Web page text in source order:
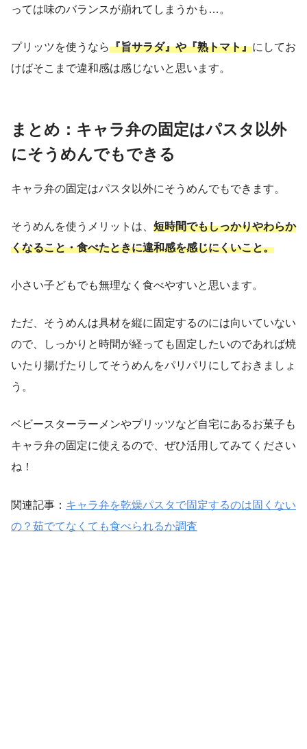
っては味のバランスが崩れてしまうかも…。
プリッツを使うなら『旨サラダ』や『熟トマト』にしてお
けばそこまで違和感は感じないと思います。
まとめ：キャラ弁の固定はパスタ以外
にそうめんでもできる
キャラ弁の固定はパスタ以外にそうめんでもできます。
そうめんを使うメリットは、 短時間でもしっかりやわらか
くなること・食べたときに違和感を感じにくいこと。
小さい子どもでも無理なく食べやすいと思います。
ただ、そうめんは具材を縦に固定するのには向いていない
ので、しっかりと時間が経っても固定したいのであれば焼
いたり揚げたりしてそうめんをパリパリにしておきましょ
う。
ベビースターラーメンやプリッツなど自宅にあるお菓子も
キャラ弁の固定に使えるので、ぜひ活用してみてください
ね！
関連記事： キャラ弁を乾燥パスタで固定するのは固くない
の？茹でてなくても食べられるか調査